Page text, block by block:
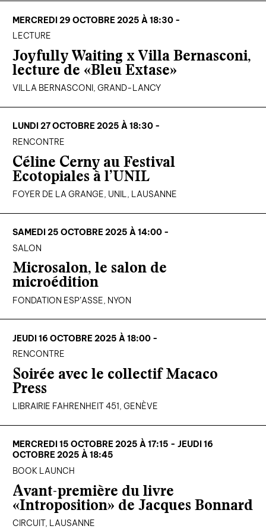
MERCREDI 29 OCTOBRE 2025 À 18:30 -
LECTURE
Joyfully Waiting x Villa Bernasconi,
lecture de «Bleu Extase»
VILLA BERNASCONI, GRAND-LANCY
LUNDI 27 OCTOBRE 2025 À 18:30 -
RENCONTRE
Céline Cerny au Festival
Ecotopiales à l’UNIL
FOYER DE LA GRANGE, UNIL, LAUSANNE
SAMEDI 25 OCTOBRE 2025 À 14:00 -
SALON
Microsalon, le salon de
microédition
FONDATION ESP’ASSE, NYON
JEUDI 16 OCTOBRE 2025 À 18:00 -
RENCONTRE
Soirée avec le collectif Macaco
Press
LIBRAIRIE FAHRENHEIT 451, GENÈVE
MERCREDI 15 OCTOBRE 2025 À 17:15 - JEUDI 16
OCTOBRE 2025 À 18:45
BOOK LAUNCH
Avant-première du livre
«Introposition» de Jacques Bonnard
CIRCUIT, LAUSANNE